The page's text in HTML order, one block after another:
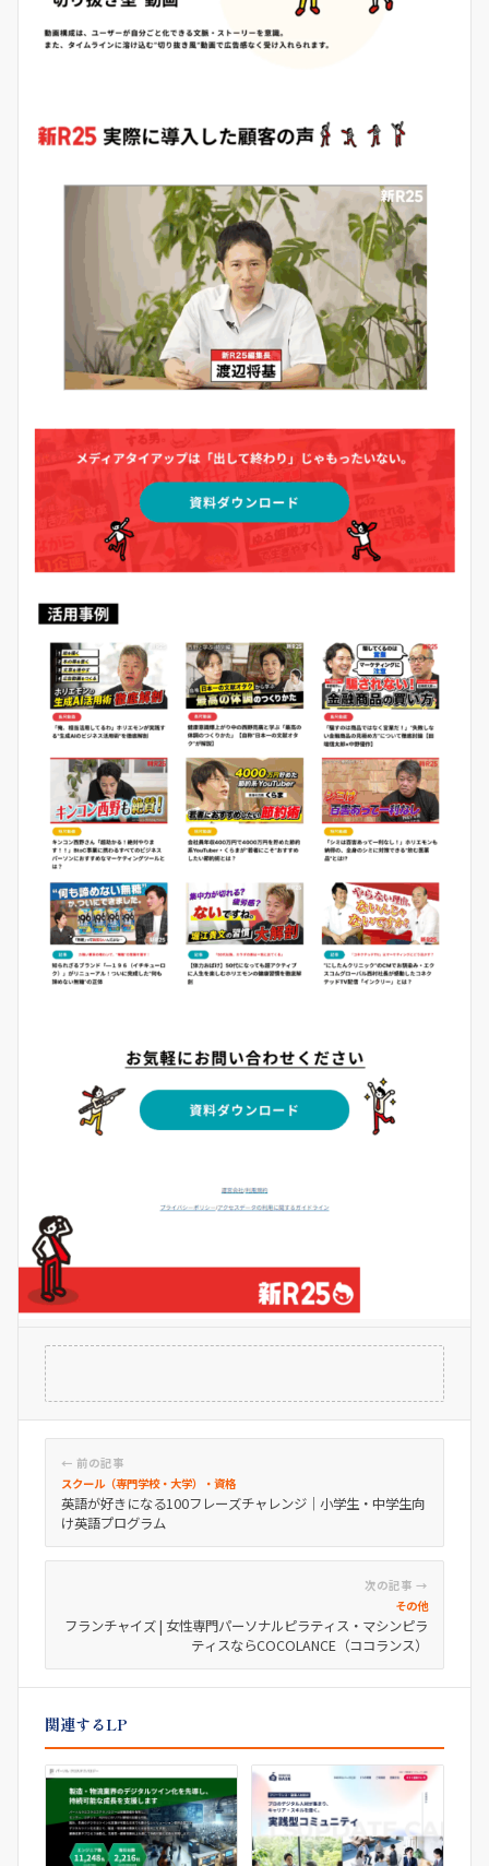
← 前の記事
スクール（専門学校・大学）・資格
英語が好きになる100フレーズチャレンジ｜小学生・中学生向
け英語プログラム
次の記事 →
その他
フランチャイズ | 女性専門パーソナルピラティス・マシンピラ
ティスならCOCOLANCE（ココランス）
関連するLP